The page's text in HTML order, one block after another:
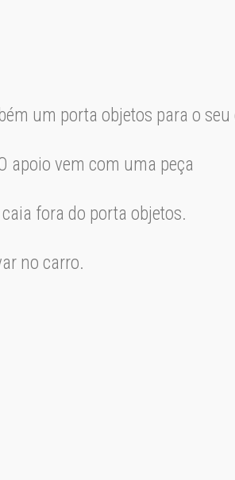
um porta objetos para o seu
apoio vem com uma peça
fora do porta objetos.
no carro.